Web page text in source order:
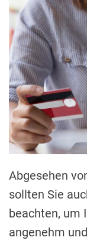
Abgesehen
sollten Sie
beachten, um
angenehm